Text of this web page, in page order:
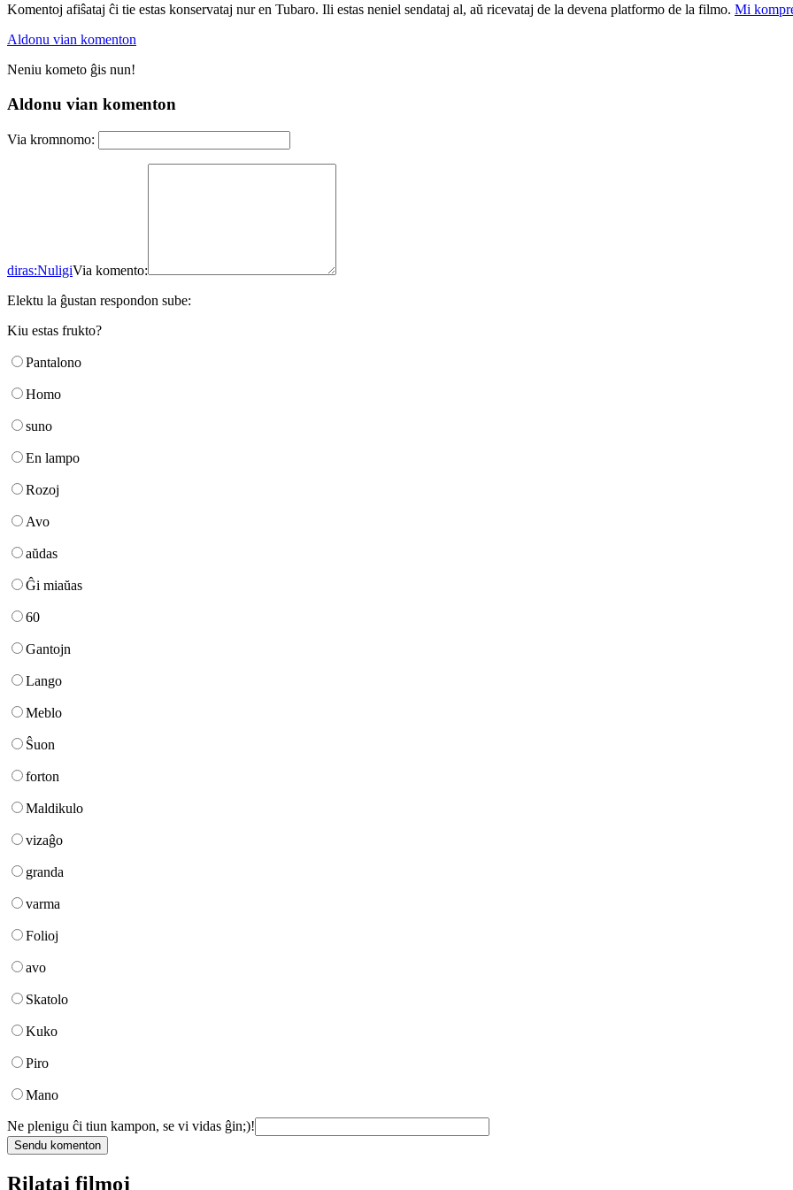
Komentoj afiŝataj ĉi tie estas konservataj nur en Tubaro. Ili estas neniel sendataj al, aŭ ricevataj de la devena platformo de la filmo. Mi
Aldonu vian komenton
Neniu kometo ĝis nun!
Aldonu vian komenton
Via kromnomo:
diras:NuligiVia komento:
Elektu la ĝustan respondon sube:
Kiu estas frukto?
Pantalono
Homo
suno
En lampo
Rozoj
Avo
aŭdas
Ĝi miaŭas
60
Gantojn
Lango
Meblo
Ŝuon
forton
Maldikulo
vizaĝo
granda
varma
Folioj
avo
Skatolo
Kuko
Piro
Mano
Ne plenigu ĉi tiun kampon, se vi vidas ĝin;)!
Rilataj filmoj